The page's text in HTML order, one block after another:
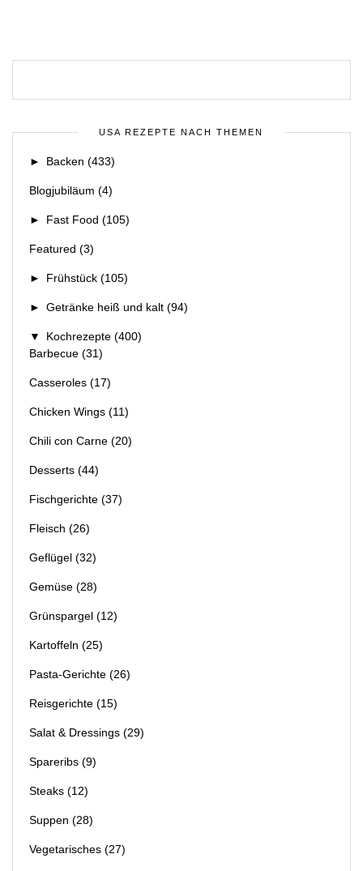
USA REZEPTE NACH THEMEN
► Backen (433)
Blogjubiläum (4)
► Fast Food (105)
Featured (3)
► Frühstück (105)
► Getränke heiß und kalt (94)
▼ Kochrezepte (400)
Barbecue (31)
Casseroles (17)
Chicken Wings (11)
Chili con Carne (20)
Desserts (44)
Fischgerichte (37)
Fleisch (26)
Geflügel (32)
Gemüse (28)
Grünspargel (12)
Kartoffeln (25)
Pasta-Gerichte (26)
Reisgerichte (15)
Salat & Dressings (29)
Spareribs (9)
Steaks (12)
Suppen (28)
Vegetarisches (27)